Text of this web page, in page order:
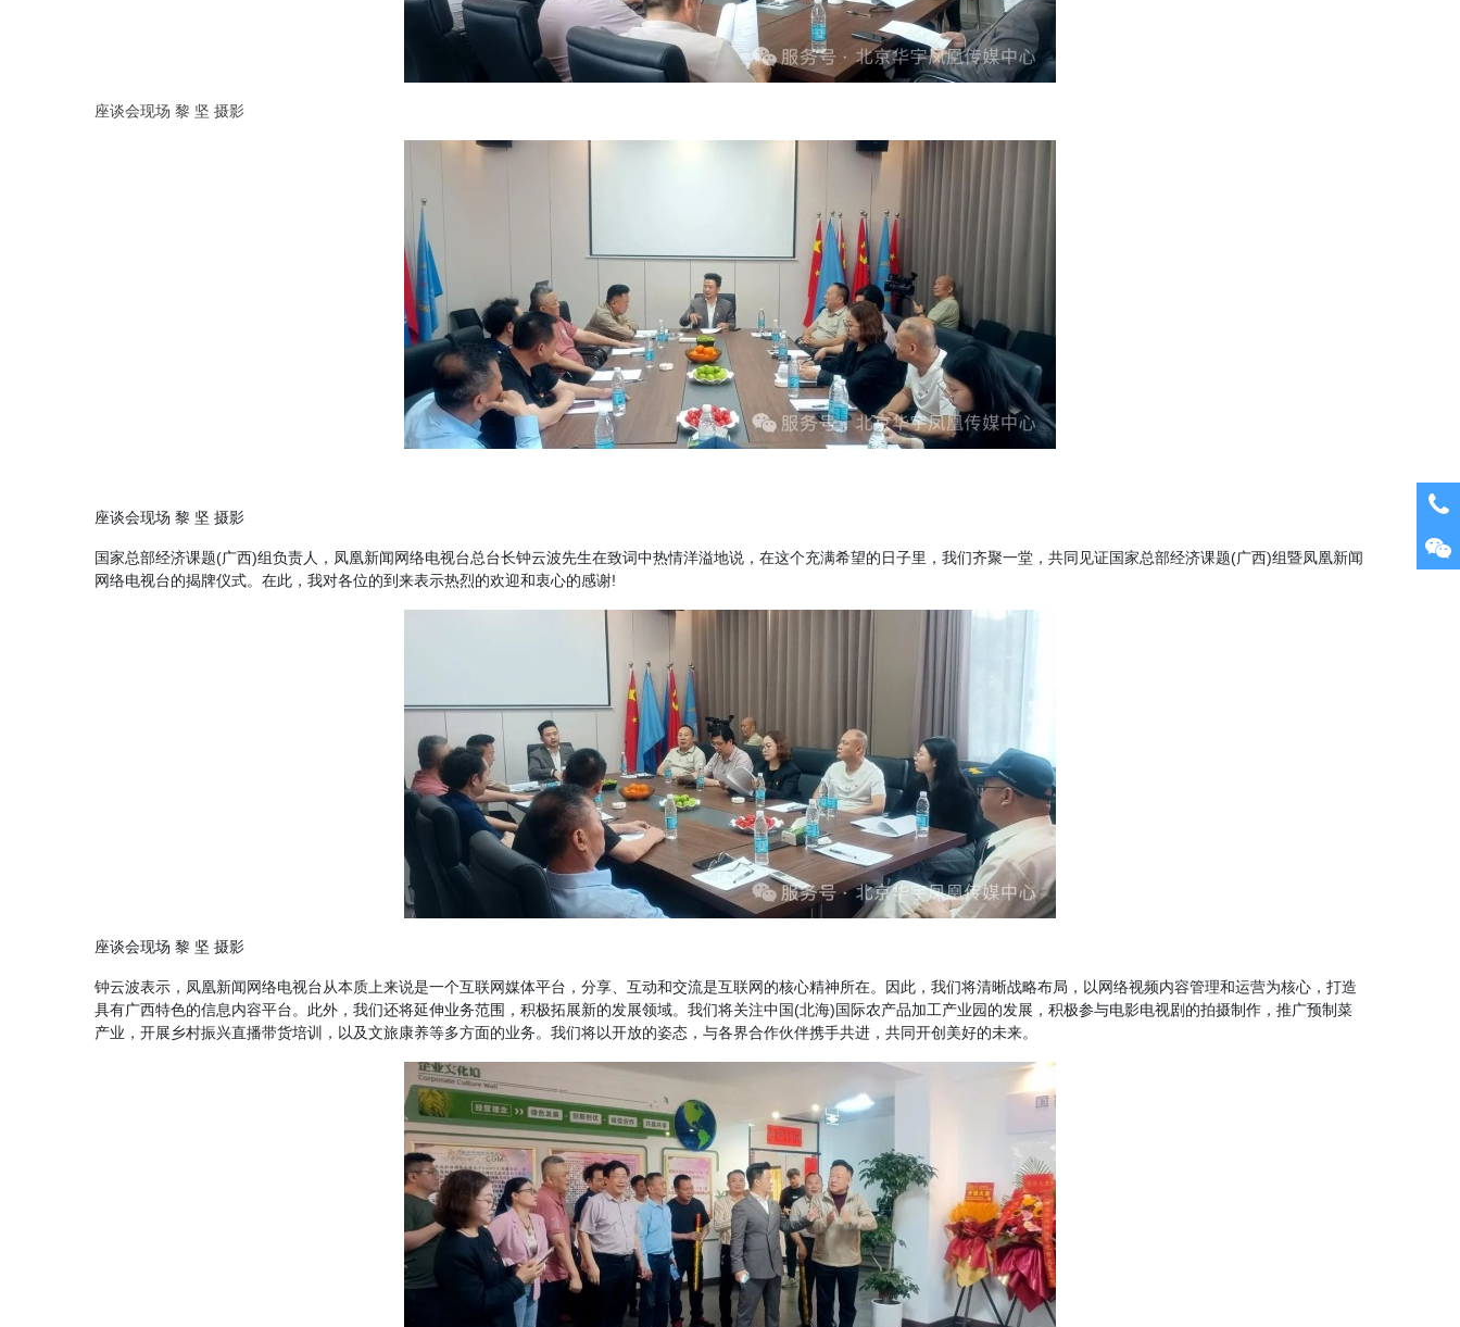
座谈会现场 黎 坚 摄影
座谈会现场 黎 坚 摄影
国家总部经济课题(广西)组负责人，凤凰新闻网络电视台总台长钟云波先生在致词中热情洋溢地说，在这个充满希望的日子里，我们齐聚一堂，共同见证国家总部经济课题(广西)组暨凤凰新闻
网络电视台的揭牌仪式。在此，我对各位的到来表示热烈的欢迎和衷心的感谢!
座谈会现场 黎 坚 摄影
钟云波表示，凤凰新闻网络电视台从本质上来说是一个互联网媒体平台，分享、互动和交流是互联网的核心精神所在。因此，我们将清晰战略布局，以网络视频内容管理和运营为核心，打造
具有广西特色的信息内容平台。此外，我们还将延伸业务范围，积极拓展新的发展领域。我们将关注中国(北海)国际农产品加工产业园的发展，积极参与电影电视剧的拍摄制作，推广预制菜
产业，开展乡村振兴直播带货培训，以及文旅康养等多方面的业务。我们将以开放的姿态，与各界合作伙伴携手共进，共同开创美好的未来。